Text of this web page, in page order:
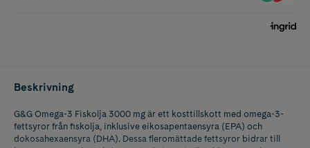
Beskrivning
G&G Omega-3 Fiskolja 3000 mg är ett kosttillskott med omega-3-
fettsyror från fiskolja, inklusive eikosapentaensyra (EPA) och
dokosahexaensyra (DHA). Dessa fleromättade fettsyror bidrar till